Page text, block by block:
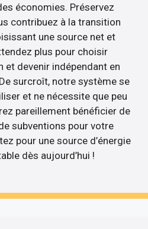
économies. Préservez
contribuez à la transition
une source net et
plus pour choisir
et devenir indépendant en
surcroît, notre système se
et ne nécessite que peu
pareillement bénéficier de
subventions pour votre
pour une source d’énergie
dès aujourd’hui !